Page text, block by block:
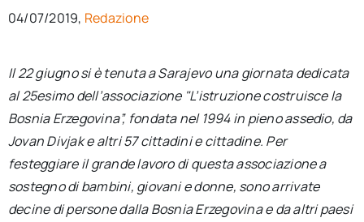
Newsletter
Ita
04/07/2019, Redazione
Il 22 giugno si è tenuta a Sarajevo una giornata dedicata
al 25esimo dell’associazione "L’istruzione costruisce la
Bosnia Erzegovina”, fondata nel 1994 in pieno assedio, da
Jovan Divjak e altri 57 cittadini e cittadine. Per
festeggiare il grande lavoro di questa associazione a
sostegno di bambini, giovani e donne, sono arrivate
decine di persone dalla Bosnia Erzegovina e da altri paesi